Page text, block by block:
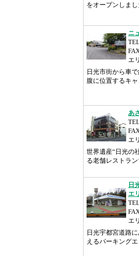
をオープンしま
ニ
エ
日光市街から車
腹に位置するキ
あ
エ
世界遺産“日光の
る老舗レストラ
日
エ
エ
日光宇都宮道路
えるパーキング